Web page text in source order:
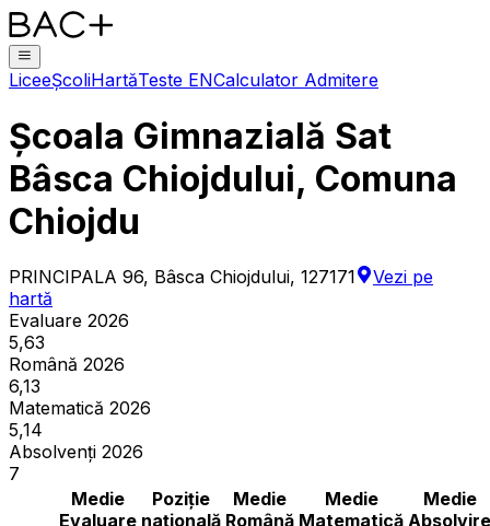
LiceeȘcoliHartăTeste ENCalculator Admitere
Școala Gimnazială Sat
Bâsca Chiojdului, Comuna
Chiojdu
PRINCIPALA 96, Bâsca Chiojdului, 127171
Vezi pe
hartă
Evaluare 2026
5,63
Română 2026
6,13
Matematică 2026
5,14
Absolvenți 2026
7
Medie
Evaluare
Poziție
națională
Medie
Română
Medie
Matematică
Medie
Absolvire